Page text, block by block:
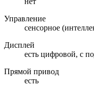
Управление
сенсорное
Дисплей
есть цифровой, с
Прямой привод
есть